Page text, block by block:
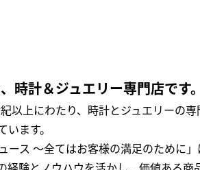
時計＆ジュエリー専門店です。
以上にわたり、時計とジュエリーの
ます。
ース ～全てはお客様の満足のために